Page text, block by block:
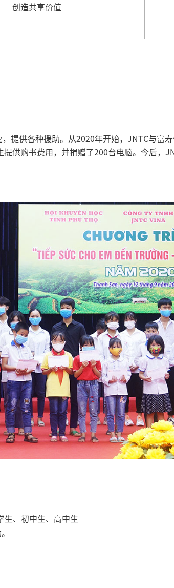
创造共享价值
提供各种援助。从2020年开始，JNTC与富
供购书费用，并捐赠了200台电脑。今后，
生、初中生、高中生